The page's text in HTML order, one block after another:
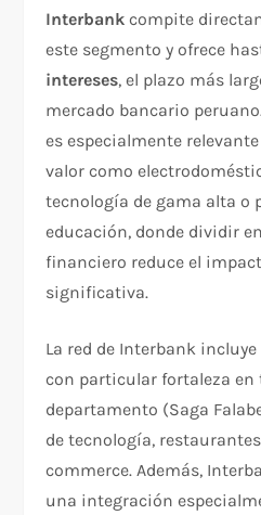
Interbank compite
este segmento y ofrece
intereses, el plazo más
mercado bancario
es especialmente
valor como
tecnología de gama alta o
educación, donde dividir
financiero reduce el
significativa.
La red de Interbank incluye
con particular fortaleza en
departamento (Saga
de tecnología,
commerce. Además,
una integración